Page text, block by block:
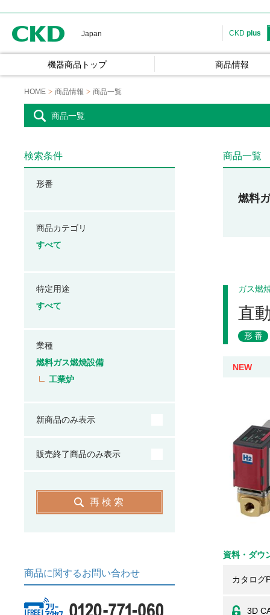
Japan CKD plus
機器商品トップ 商品情報
HOME 商品情報 商品一覧
商品一覧
商品一覧
燃料
ガス燃
直
形番
NEW
資料・ダウ
カタログ
3D
検索条件
形番
商品カテゴリ
すべて
特定用途
すべて
業種
燃料ガス燃焼設備
工業炉
新商品のみ表示
販売終了商品のみ表示
再検索
商品に関するお問い合わせ